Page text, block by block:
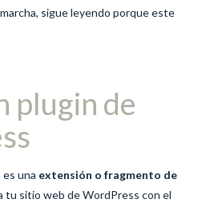
sigue leyendo porque este
plugin de
una extensión o fragmento de
tu sitio web de WordPress con el